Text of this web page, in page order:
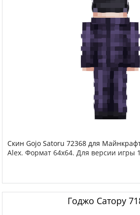
Скин Gojo Satoru 72368 для
Alex. Формат 64x64. Для версии игры
Годжо Сатору